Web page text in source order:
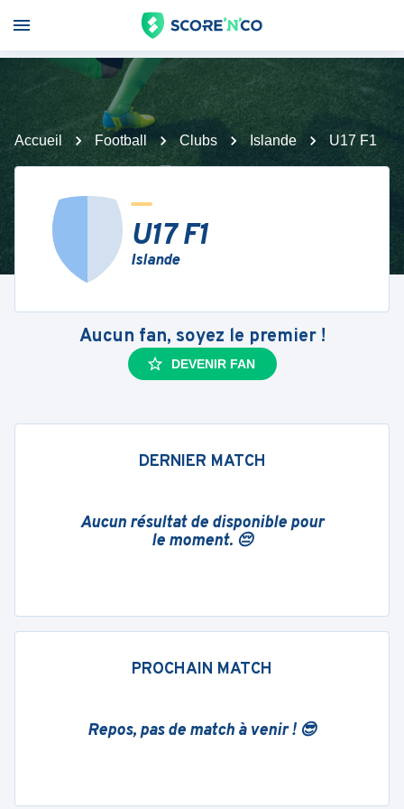
Accueil Football Clubs Islande U17 F1
U17 F1
Islande
Aucun fan, soyez le premier !
DEVENIR FAN
DERNIER MATCH
Aucun résultat de disponible pour
le moment. 😔
PROCHAIN MATCH
Repos, pas de match à venir ! 😎